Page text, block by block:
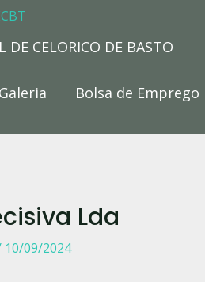
DE CELORICO DE BASTO
Bolsa de Emprego
Lda
10/09/2024